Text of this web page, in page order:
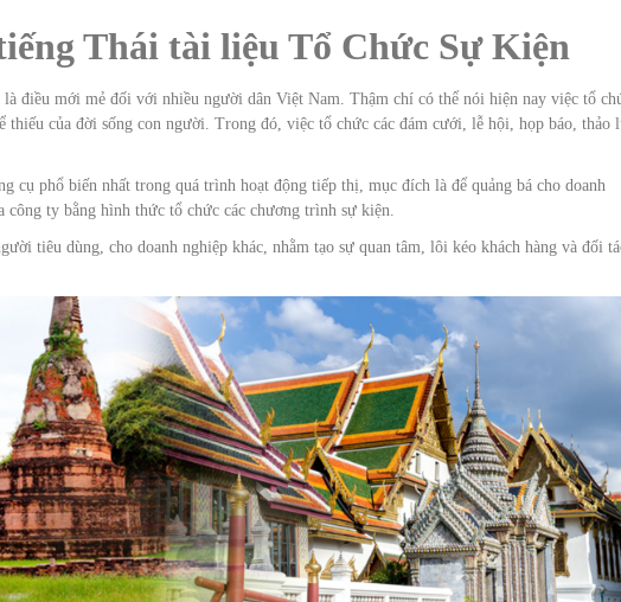
Thái tài liệu Tổ Chức Sự Kiện
điều mới mẻ đối với nhiều người dân Việt Nam. Thậm chí có thể nói hiện nay việc tổ
thiếu của đời sống con người. Trong đó, việc tổ chức các đám cưới, lễ hội, họp báo, thảo
cụ phổ biến nhất trong quá trình hoạt động tiếp thị, mục đích là để quảng bá cho doanh
công ty bằng hình thức tổ chức các chương trình sự kiện.
tiêu dùng, cho doanh nghiệp khác, nhằm tạo sự quan tâm, lôi kéo khách hàng và đối